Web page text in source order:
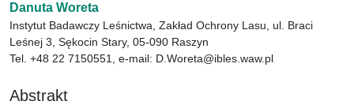
Danuta Woreta
Instytut Badawczy Leśnictwa, Zakład Ochrony Lasu, ul. Braci
Leśnej 3, Sękocin Stary, 05-090 Raszyn
Tel. +48 22 7150551, e-mail: D.Woreta@ibles.waw.pl
Abstrakt